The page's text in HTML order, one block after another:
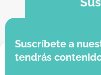
Gestionar
Suscríbete a
tendrás